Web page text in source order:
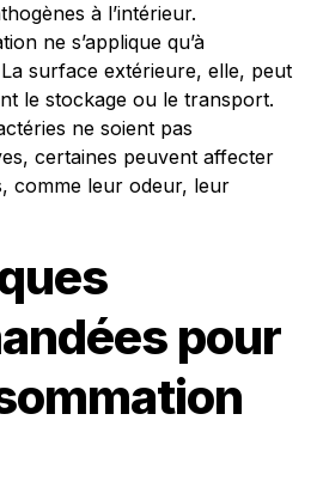
à l’intérieur.
ne s’applique qu’à
surface extérieure, elle, peut
le stockage ou le transport.
ne soient pas
certaines peuvent affecter
comme leur odeur, leur
pour